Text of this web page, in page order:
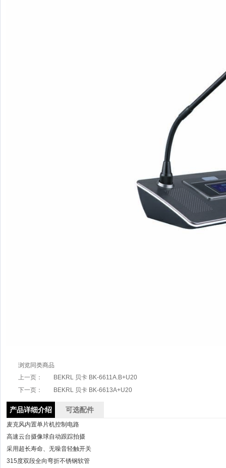
浏览同类商品
上一页：
BEKRL 贝卡 BK-6611A.B+U20
下一页：
BEKRL 贝卡 BK-6613A+U20
产品详细介绍 可选配件
麦克风内置单片机控制电路
高速云台摄像球自动跟踪拍摄
采用超长寿命、无噪音轻触开关
315度双段全向弯折不锈钢软管